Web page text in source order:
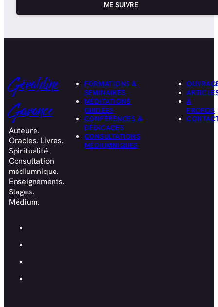
ME SUIVRE
Géraldine
Garance
Auteure.
Oracles. Livres.
Spiritualité.
Consultation
médiumnique.
Enseignements.
Stages.
Médium.
FORMATIONS &
SÉMINAIRES
MÉDITATIONS
GUIDÉES
CONFÉRENCES &
DÉDICACES
CONSULTATIONS
MÉDIUMNIQUES
À
PROPOS